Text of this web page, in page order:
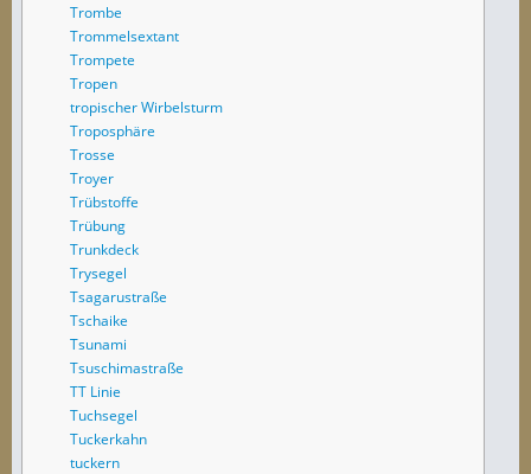
Trombe
Trommelsextant
Trompete
Tropen
tropischer Wirbelsturm
Troposphäre
Trosse
Troyer
Trübstoffe
Trübung
Trunkdeck
Trysegel
Tsagarustraße
Tschaike
Tsunami
Tsuschimastraße
TT Linie
Tuchsegel
Tuckerkahn
tuckern